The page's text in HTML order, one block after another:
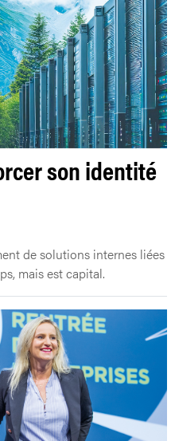
son identité
de solutions internes liées
mais est capital.